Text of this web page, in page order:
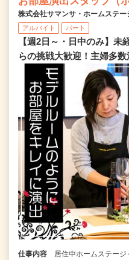
株式会社サマンサ・ホームステー
アルバイト パート
【週2日～・日中のみ】
らの挑戦大歓迎！主婦多
仕事内容
居住中ホームステー